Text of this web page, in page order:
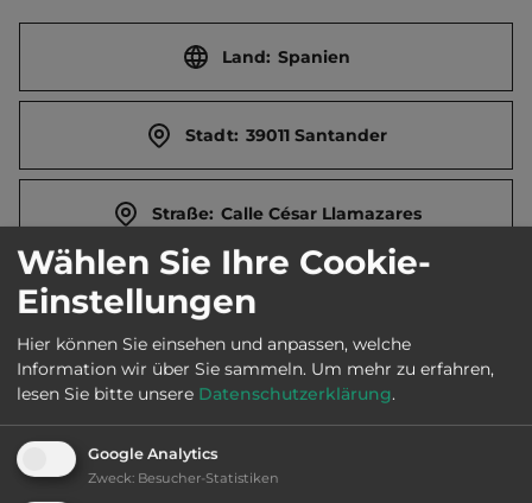
Land: Spanien
Stadt: 39011 Santander
Straße: Calle César Llamazares
Webseite: www.santanderspain.info
Öffnungszeiten: Ganzjährig geöffnet
Telefon:
Wählen Sie Ihre Cookie-
Einstellungen
Hier können Sie einsehen und anpassen, welche
Information wir über Sie sammeln. Um mehr zu erfahren,
lesen Sie bitte unsere Datenschutzerklärung.
Google Analytics
Zweck: Besucher-Statistiken